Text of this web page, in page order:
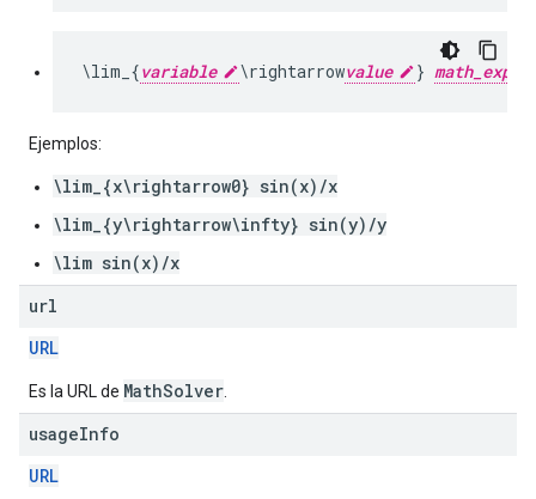
\lim_ {variable \rightarrowvalue }
Ejemplos:
\lim_{x\rightarrow0} sin(x)/x
\lim_{y\rightarrow\infty} sin(y)/y
\lim sin(x)/x
url
URL
Es la URL de MathSolver
usageInfo
URL